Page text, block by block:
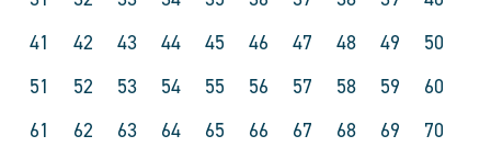
41
42 43 44 45 46 47 48 49
50
51
52 53 54 55 56 57 58 59
60
61
62 63 64 65 66 67 68 69
70